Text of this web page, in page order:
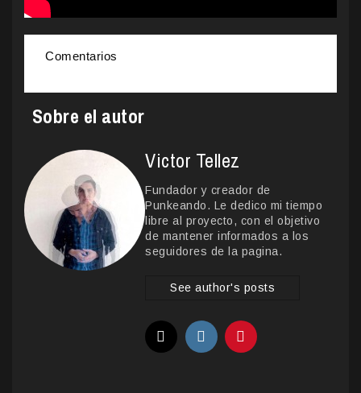
Comentarios
Sobre el autor
Victor Tellez
Fundador y creador de
Punkeando. Le dedico mi tiempo
libre al proyecto, con el objetivo
de mantener informados a los
seguidores de la pagina.
See author's posts